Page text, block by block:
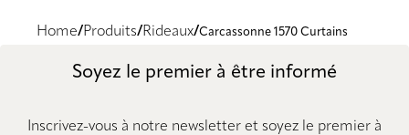
Home Produits Rideaux Carcassonne 1570 Curtains
Soyez le premier à être informé
Inscrivez-vous à notre newsletter et soyez le premier à